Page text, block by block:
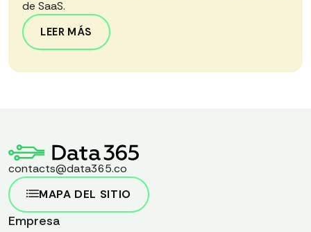
de SaaS.
LEER MÁS
contacts@data365.co
MAPA DEL SITIO
Empresa